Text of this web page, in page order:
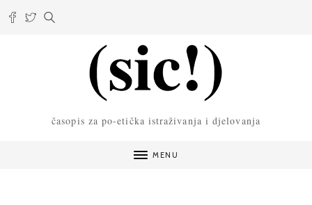
časopis za po-etička istraživanja i djelovanja
MENU